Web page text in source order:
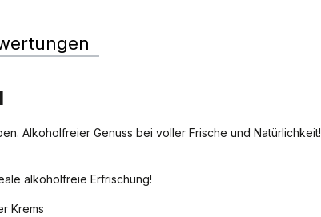
Alkoholfreier Genuss bei voller Frische und Natürlichkeit!
alkoholfreie Erfrischung!
Krems